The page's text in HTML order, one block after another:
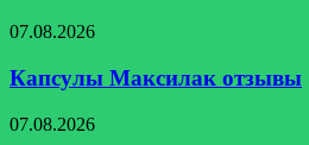
Капсулы
отзывы
07.08.2026
Капсулы Максилак отзывы
Крем
07.08.2026